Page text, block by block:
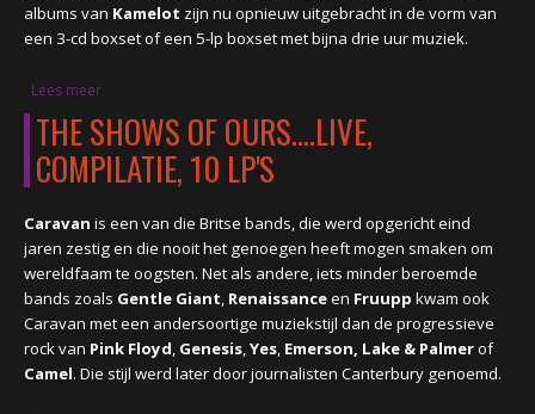
albums van Kamelot zijn nu opnieuw uitgebracht in de vorm van
een 3-cd boxset of een 5-lp boxset met bijna drie uur muziek.
Lees meer
THE SHOWS OF OURS....LIVE,
COMPILATIE, 10 LP'S
Caravan is een van die Britse bands, die werd opgericht eind
jaren zestig en die nooit het genoegen heeft mogen smaken om
wereldfaam te oogsten. Net als andere, iets minder beroemde
bands zoals Gentle Giant, Renaissanceen Fruupp kwam ook
Caravan met een andersoortige muziekstijl dan de progressieve
rock van Pink Floyd, Genesis,Yes, Emerson, Lake & Palmerof
Camel. Die stijl werd later door journalisten Canterbury genoemd.